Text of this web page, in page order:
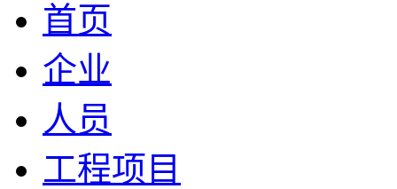
首页
企业
人员
工程项目